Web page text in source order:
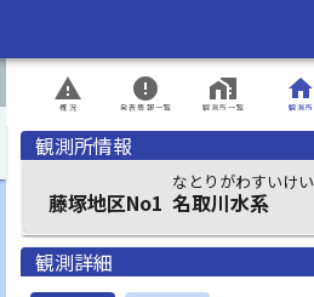
概況
report_problem
発表情報一覧
error
観測所一覧
home_work
観測所
home
観測所情報
藤塚地区No1
なとりがわすいけい
名取川水系
観測詳細